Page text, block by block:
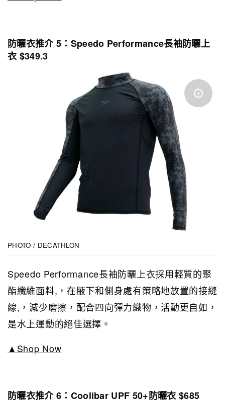
防曬衣推介 5：Speedo Performance長袖防曬上
衣 $349.3
PHOTO / DECATHLON
Speedo Performance長袖防曬上衣採用輕質的聚
酯纖維面料,，在腋下和側身處有策略地放置的接縫
線,，減少磨擦，配合四向彈力織物，活動更自如，
是水上運動的絕佳選擇。
▲Shop Now
防曬衣推介 6：Coolibar UPF 50+防曬衣 $685